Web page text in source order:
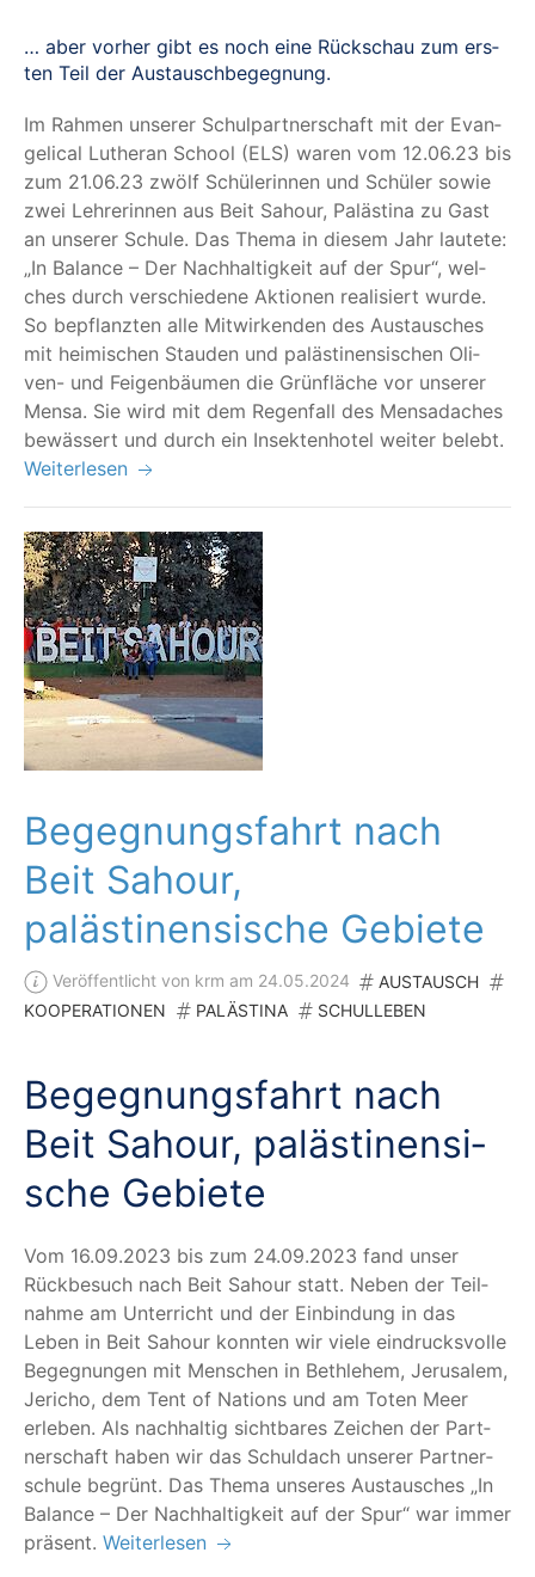
… aber vor­her gibt es noch eine Rück­schau zum ers­
ten Teil der Austauschbegegnung.
Im Rah­men unse­rer Schul­part­ner­schaft mit der Evan­
ge­li­cal Luther­an School (ELS) waren vom 12.06.23 bis
zum 21.06.23 zwölf Schü­le­rin­nen und Schü­ler sowie
zwei Leh­re­rin­nen aus Beit Sahour, Paläs­ti­na zu Gast
an unse­rer Schu­le. Das The­ma in die­sem Jahr lau­te­te:
„In Balan­ce – Der Nach­hal­tig­keit auf der Spur“, wel­
ches durch ver­schie­de­ne Aktio­nen rea­li­siert wur­de.
So bepflanz­ten alle Mit­wir­ken­den des Aus­tau­sches
mit hei­mi­schen Stau­den und paläs­ti­nen­si­schen Oli­
ven- und Fei­gen­bäu­men die Grün­flä­che vor unse­rer
Men­sa. Sie wird mit dem Regen­fall des Mens­ada­ches
bewäs­sert und durch ein Insek­ten­ho­tel wei­ter belebt.
Weiterlesen
Begegnungsfahrt nach
Beit Sahour,
palästinensische Gebiete
Veröffentlicht von krm am 24.05.2024
AUSTAUSCH
KOOPERATIONEN
PALÄSTINA SCHULLEBEN
Begeg­nungs­fahrt nach
Beit Sahour, paläs­ti­nen­si­
sche Gebiete
Vom 16.09.2023 bis zum 24.09.2023 fand unser
Rück­be­such nach Beit Sahour statt. Neben der Teil­
nah­me am Unter­richt und der Ein­bin­dung in das
Leben in Beit Sahour konn­ten wir vie­le ein­drucks­vol­le
Begeg­nun­gen mit Men­schen in Beth­le­hem, Jeru­sa­lem,
Jeri­cho, dem Tent of Nati­ons und am Toten Meer
erle­ben. Als nach­hal­tig sicht­ba­res Zei­chen der Part­
ner­schaft haben wir das Schul­dach unse­rer Part­ner­
schu­le begrünt. Das The­ma unse­res Aus­tau­sches „In
Balan­ce – Der Nach­hal­tig­keit auf der Spur“ war immer
präsent. Weiterlesen